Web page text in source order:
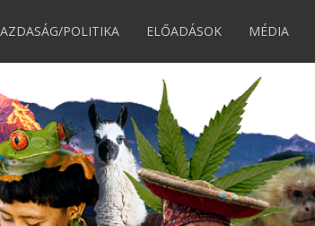
POLITIKA ELŐADÁSOK MÉDIA